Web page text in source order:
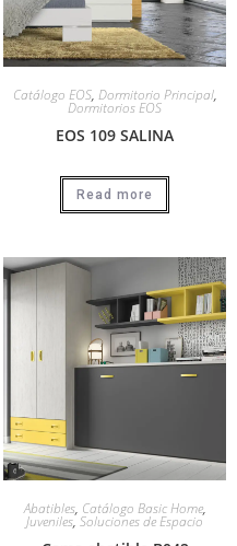
Catálogo EOS, Dormitorio Principal,
Dormitorios EOS
EOS 109 SALINA
Read more
Abatibles, Catálogo Basic Home,
Juveniles,Soluciones de Espacio